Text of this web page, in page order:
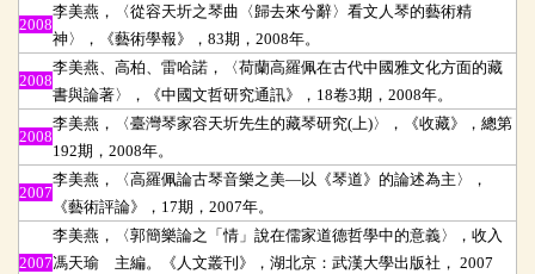
2008
李美燕，〈從容天圻之琴曲〈歸去來兮辭〉看文人琴的藝術精
神〉，《藝術學報》，83期，2008年。
2008
李美燕、高柏、雷哈諾，〈荷蘭高羅佩在古代中國雅文化方面的藏
書與論著〉，《中國文哲研究通訊》，18卷3期，2008年。
2008
李美燕，〈臺灣琴家容天圻先生的藏琴研究(上)〉，《收藏》，總第
192期，2008年。
2007
李美燕，〈高羅佩論古琴音樂之美—以《琴道》的論述為主〉，
《藝術評論》，17期，2007年。
2007
李美燕，〈郭簡樂論之「情」說在儒家道德哲學中的意義〉，收入
馮天瑜 主編。《人文叢刊》，湖北京：武漢大學出版社， 2007